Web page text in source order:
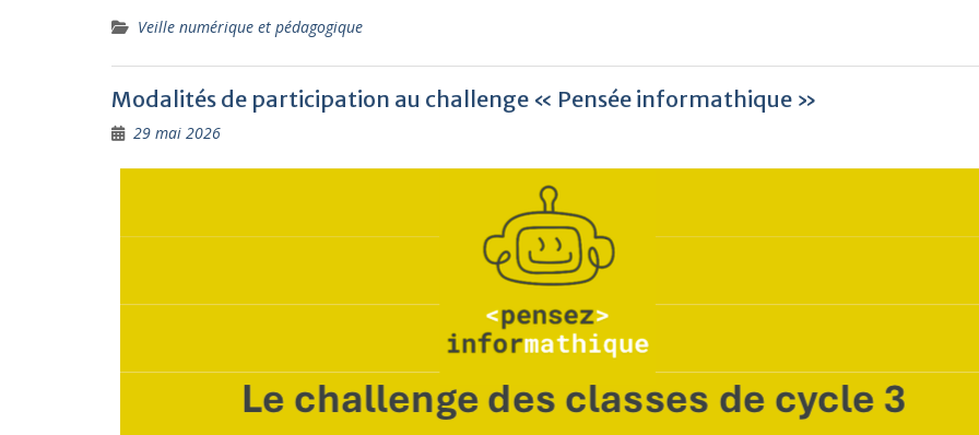
Veille numérique et pédagogique
Modalités de participation au challenge « Pensée informathique »
29 mai 2026